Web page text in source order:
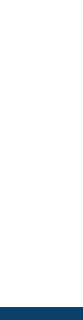
Conselho